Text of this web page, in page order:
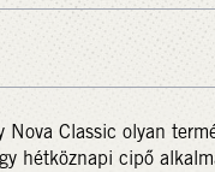
Nova Classic olyan
hétköznapi cipő